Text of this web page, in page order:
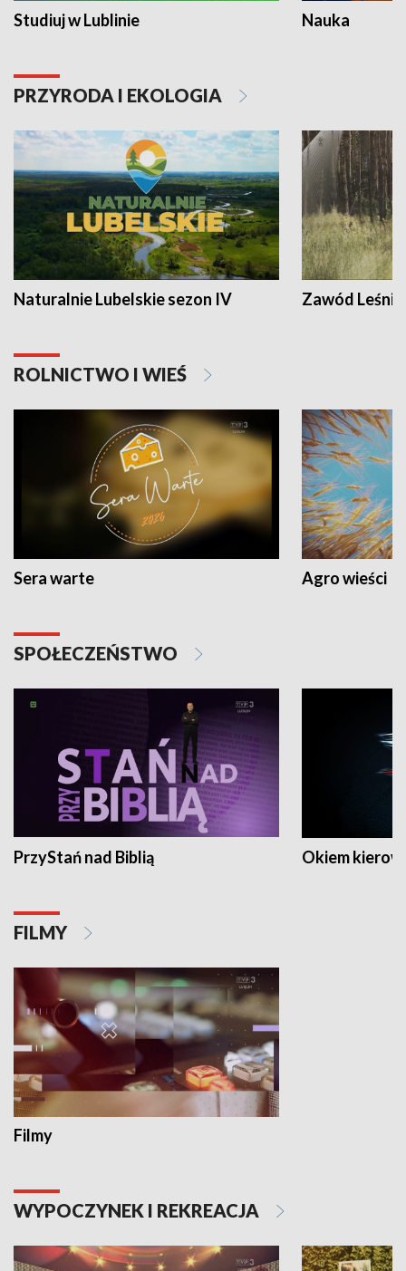
Studiuj w Lublinie Nauka
PRZYRODA I EKOLOGIA
Naturalnie Lubelskie sezon IV Zawód Leśnik
ROLNICTWO I WIEŚ
Sera warte Agro wieści
SPOŁECZEŃSTWO
PrzyStań nad Biblią Okiem
FILMY
Filmy
WYPOCZYNEK I REKREACJA